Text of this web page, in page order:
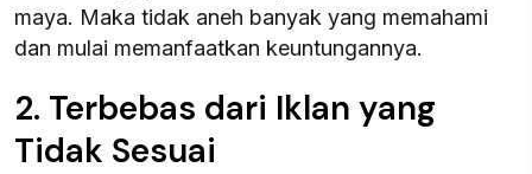
maya. Maka tidak aneh banyak yang memahami
dan mulai memanfaatkan keuntungannya.
2. Terbebas dari Iklan yang
Tidak Sesuai